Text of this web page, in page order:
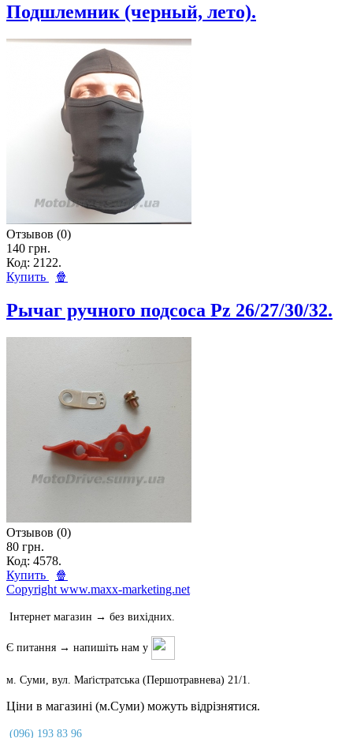
Подшлемник (черный, лето).
Отзывов (0)
140 грн.
Код: 2122.
Купить
🍿
Рычаг ручного подсоса Pz 26/27/30/32.
Отзывов (0)
80 грн.
Код: 4578.
Купить
🍿
Copyright www.maxx-marketing.net
Інтернет магазин → без вихідних.
Є питання → напишіть нам у
м. Суми, вул. Маґістратська (Першотравнева) 21/1.
Ціни в магазині (м.Суми) можуть відрізнятися.
(096) 193 83 96